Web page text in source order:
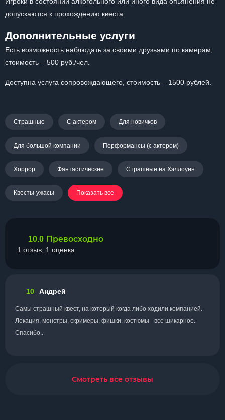
допускаются к прохождению квеста.
Дополнительные услуги
Есть возможность наблюдать за своими друзьями по камерам,
стоимость – 500 руб./чел.
Доступна услуга сопровождающего, стоимость – 1500 рублей.
Страшные С актером Для новичков
Для большой компании Перформансы (с актером)
Хоррор Фантастические Страшные на Хэллоуин
Квесты-ужасы Показать все
10.0 Превосходно
1 отзыв, 1 оценка
10 Андрей
Самы страшный квест, на который когда либо ходили компанией.
Локация, монстры, скримеры, фишки, костюмы - все шикарное.
Спасибо...
Смотреть все отзывы